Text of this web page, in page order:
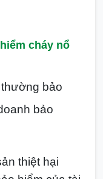
cháy nổ
bảo
bảo
thiệt hại